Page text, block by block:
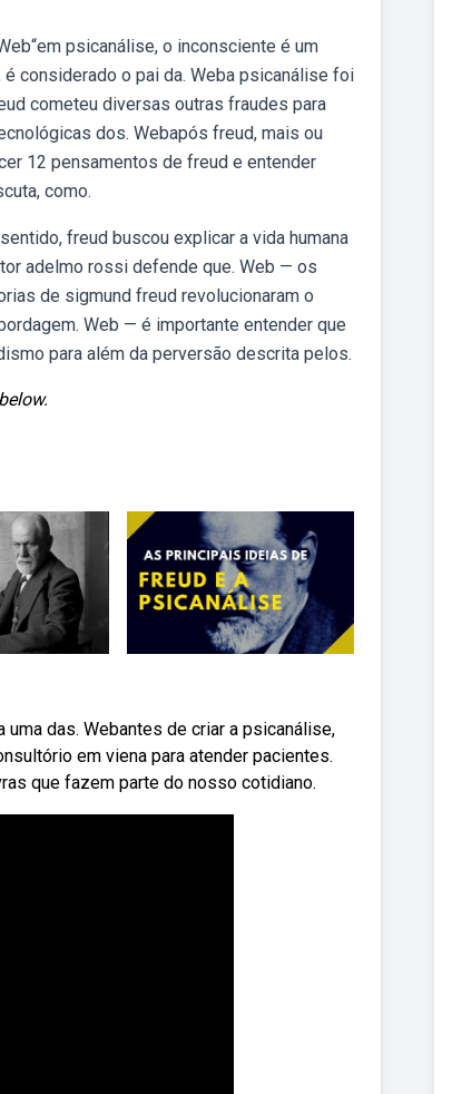
psicanálise, o inconsciente é um
considerado o pai da. Weba psicanálise foi
cometeu diversas outras fraudes para
dos. Webapós freud, mais ou
12 pensamentos de freud e entender
como.
freud buscou explicar a vida humana
adelmo rossi defende que. Web — os
de sigmund freud revolucionaram o
Web — é importante entender que
para além da perversão descrita pelos.
das. Webantes de criar a psicanálise,
em viena para atender pacientes.
que fazem parte do nosso cotidiano.